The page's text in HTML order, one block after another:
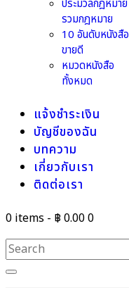
ประมวลกฎหมาย
รวมกฎหมาย
10 อันดับหนังสือ
ขายดี
หมวดหนังสือ
ทั้งหมด
แจ้งชำระเงิน
บัญชีของฉัน
บทความ
เกี่ยวกับเรา
ติดต่อเรา
0 items - ฿ 0.000